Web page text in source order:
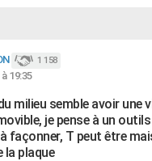
1 158
19:35
milieu semble avoir une
je pense à un
façonner, T peut être
plaque